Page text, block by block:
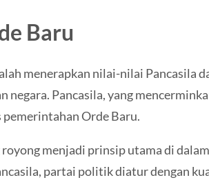
Baru
menerapkan nilai-nilai Pancasila
negara. Pancasila, yang
Orde Baru.
menjadi prinsip utama di
partai politik diatur dengan